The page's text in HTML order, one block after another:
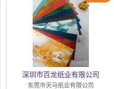
深圳市百龙纸业有限公司
东莞市天马纸业有限公司